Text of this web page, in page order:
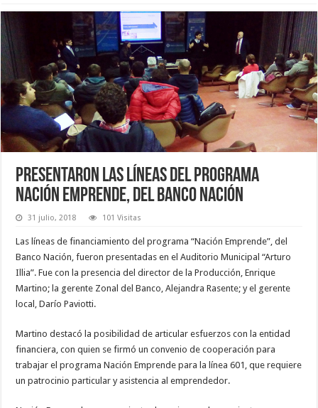
Presentaron las líneas del programa
Nación Emprende, del Banco Nación
31 julio, 2018 101 Visitas
Las líneas de financiamiento del programa “Nación Emprende”, del
Banco Nación, fueron presentadas en el Auditorio Municipal “Arturo
Illia”. Fue con la presencia del director de la Producción, Enrique
Martino; la gerente Zonal del Banco, Alejandra Rasente; y el gerente
local, Darío Paviotti.
Martino destacó la posibilidad de articular esfuerzos con la entidad
financiera, con quien se firmó un convenio de cooperación para
trabajar el programa Nación Emprende para la línea 601, que requiere
un patrocinio particular y asistencia al emprendedor.